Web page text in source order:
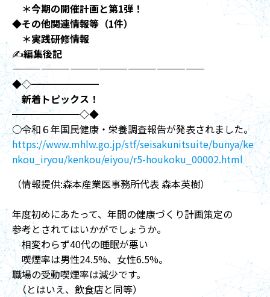
＊今期の開催計画と第1弾！
◆その他関連情報等（1件）
＊実践研修情報
✍️編集後記
————————————————————
◆◇━━━━━━━
新着トピックス！
━━━━━━━◇◆
○令和６年国民健康・栄養調査報告が発表されました。
https://www.mhlw.go.jp/stf/seisakunitsuite/bunya/ke
nkou_iryou/kenkou/eiyou/r5-houkoku_00002.html
（情報提供:森本産業医事務所代表 森本英樹）
年度初めにあたって、年間の健康づくり計画策定の
参考とされてはいかがでしょうか。
相変わらず40代の睡眠が悪い
喫煙率は男性24.5%、女性6.5%。
職場の受動喫煙率は減少です。
（とはいえ、飲食店と同等）